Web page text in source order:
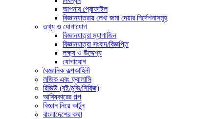
আপনার প্রোফাইল
বিজ্ঞানযাত্রায় লেখা জমা দেয়ার নির্দেশনাসমূহ
তথ্য ও যোগাযোগ
বিজ্ঞানযাত্রা ম্যাগাজিন
বিজ্ঞানযাত্রা সংবাদ/বিজ্ঞপ্তি
লক্ষ্য ও উদ্দেশ্য
যোগাযোগ
বৈজ্ঞানিক কল্পকাহিনী
লজিক এবং ফ্যালাসি
রিভিউ (বই/মুভি/সিরিজ)
আবিষ্কারের গল্প
বিজ্ঞান নিয়ে কার্টুন
বাংলাদেশের কথা